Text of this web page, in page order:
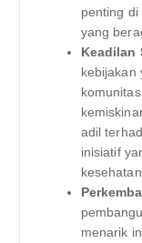
penting
yang
Keadilan
kebijakan
adil
inisiatif
menarik